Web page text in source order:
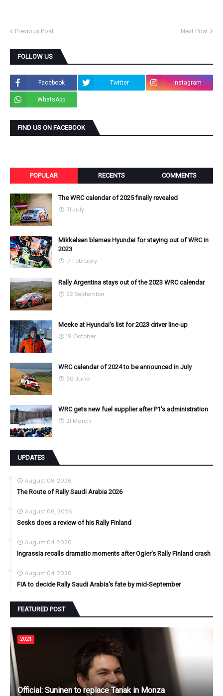
Previous Post Next Post
FOLLOW US
Facebook Twitter Instagram
WhatsApp
FIND US ON FACEBOOK
POPULAR RECENTS COMMENTS
The WRC calendar of 2025 finally revealed
31 July
Mikkelsen blames Hyundai for staying out of WRC in
2023
17 February
Rally Argentina stays out of the 2023 WRC calendar
22 September
Meeke at Hyundai's list for 2023 driver line-up
19 October
WRC calendar of 2024 to be announced in July
30 June
WRC gets new fuel supplier after P1's administration
21 March
UPDATES
August 08, 2026
The Route of Rally Saudi Arabia 2026
August 06, 2026
Sesks does a review of his Rally Finland
August 04, 2026
Ingrassia recalls dramatic moments after Ogier's Rally Finland crash
August 04, 2026
FIA to decide Rally Saudi Arabia's fate by mid-September
FEATURED POST
2021
Official: Suninen to replace Tanak in Monza